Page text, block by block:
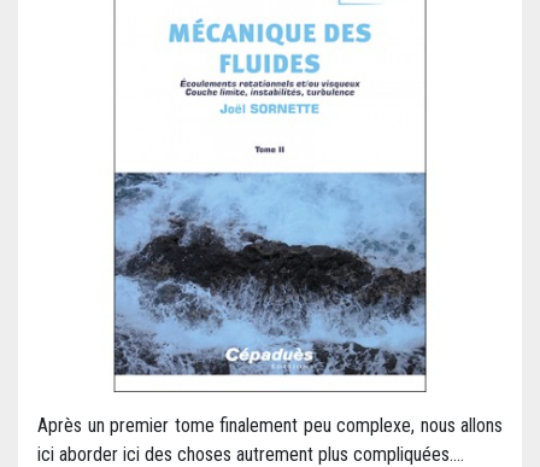
Après un premier tome finalement peu complexe, nous allons
ici aborder ici des choses autrement plus compliquées....